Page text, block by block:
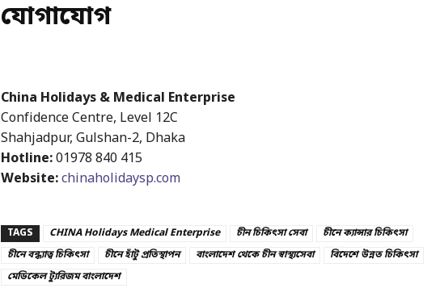
যোগাযোগ
China Holidays & Medical Enterprise
Confidence Centre, Level 12C
Shahjadpur, Gulshan-2, Dhaka
Hotline:01978 840 415
Website:chinaholidaysp.com
TAGS CHINA Holidays Medical Enterprise চীন চিকিৎসা সেবা
চীনে ক্যান্সার চিকিৎসা
চীনে বন্ধ্যাত্ব চিকিৎসা
চীনে হাঁটু প্রতিস্থাপন বাংলাদেশ থেকে চীন স্বাস্থ্যসেবা
বিদেশে উন্নত চিকিৎসা
মেডিকেল ট্যুরিজম বাংলাদেশ